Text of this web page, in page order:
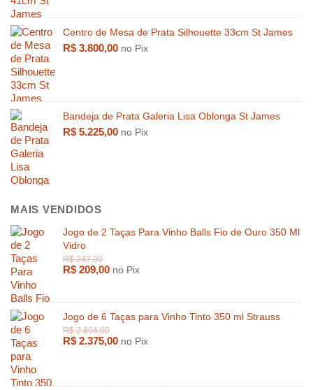
Centro de Mesa de Prata Silhouette 33cm St James
R$ 3.800,00 no Pix
Bandeja de Prata Galeria Lisa Oblonga St James
R$ 5.225,00 no Pix
MAIS VENDIDOS
Jogo de 2 Taças Para Vinho Balls Fio de Ouro 350 Ml
Vidro
R$ 209,00 no Pix
Jogo de 6 Taças para Vinho Tinto 350 ml Strauss
R$ 2.375,00 no Pix